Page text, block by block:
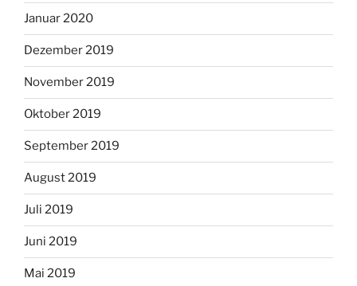
Januar 2020
Dezember 2019
November 2019
Oktober 2019
September 2019
August 2019
Juli 2019
Juni 2019
Mai 2019